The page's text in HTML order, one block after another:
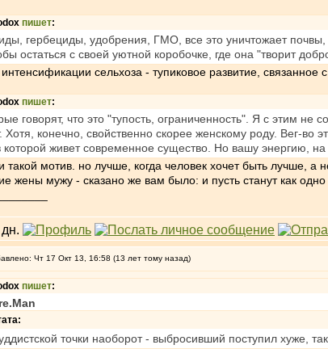
пишет:
гербециды, удобрения, ГМО, все это уничтожает
остаться с своей уютной коробочке, где она "творит
сельхоза - тупиковое развитие,
пишет:
говорят, что это "тупость, ограниченность". Я с этим
Хотя, конечно, свойственно скорее женскому роду. Вег-
которой живет современное существо. Но вашу энергию,
такой мотив. но лучше, когда человек хочет быть лучше,
жены мужу - сказано же вам было: и пусть станут как
Чт 17 Окт 13, 16:58 (13 лет тому назад)
пишет:
точки наоборот - выбросивший поступил хуже,